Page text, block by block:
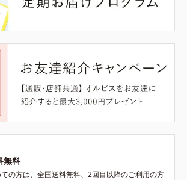
無料
の方は、全国送料無料、2回目以降のご利用の方